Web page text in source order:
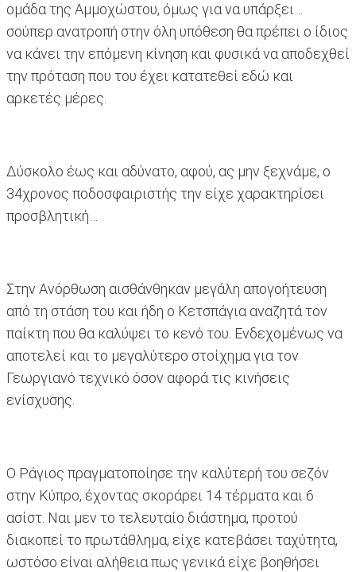
ομάδα της Αμμοχώστου, όμως για να υπάρξει…
σούπερ ανατροπή στην όλη υπόθεση θα πρέπει ο ίδιος
να κάνει την επόμενη κίνηση και φυσικά να αποδεχθεί
την πρόταση που του έχει κατατεθεί εδώ και
αρκετές μέρες.
Δύσκολο έως και αδύνατο, αφού, ας μην ξεχνάμε, ο
34χρονος ποδοσφαιριστής την είχε χαρακτηρίσει
προσβλητική…
Στην Ανόρθωση αισθάνθηκαν μεγάλη απογοήτευση
από τη στάση του και ήδη ο Κετσπάγια αναζητά τον
παίκτη που θα καλύψει το κενό του. Ενδεχομένως να
αποτελεί και το μεγαλύτερο στοίχημα για τον
Γεωργιανό τεχνικό όσον αφορά τις κινήσεις
ενίσχυσης.
Ο Ράγιος πραγματοποίησε την καλύτερή του σεζόν
στην Κύπρο, έχοντας σκοράρει 14 τέρματα και 6
ασίστ. Ναι μεν το τελευταίο διάστημα, προτού
διακοπεί το πρωτάθλημα, είχε κατεβάσει ταχύτητα,
ωστόσο είναι αλήθεια πως γενικά είχε βοηθήσει